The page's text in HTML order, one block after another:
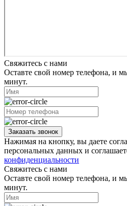
Свяжитесь с нами
Оставте свой номер телефона, и
минут.
Заказать звонок
Нажимая на кнопку, вы даете
персональных данных и
конфиденциальности
Свяжитесь с нами
Оставте свой номер телефона, и
минут.